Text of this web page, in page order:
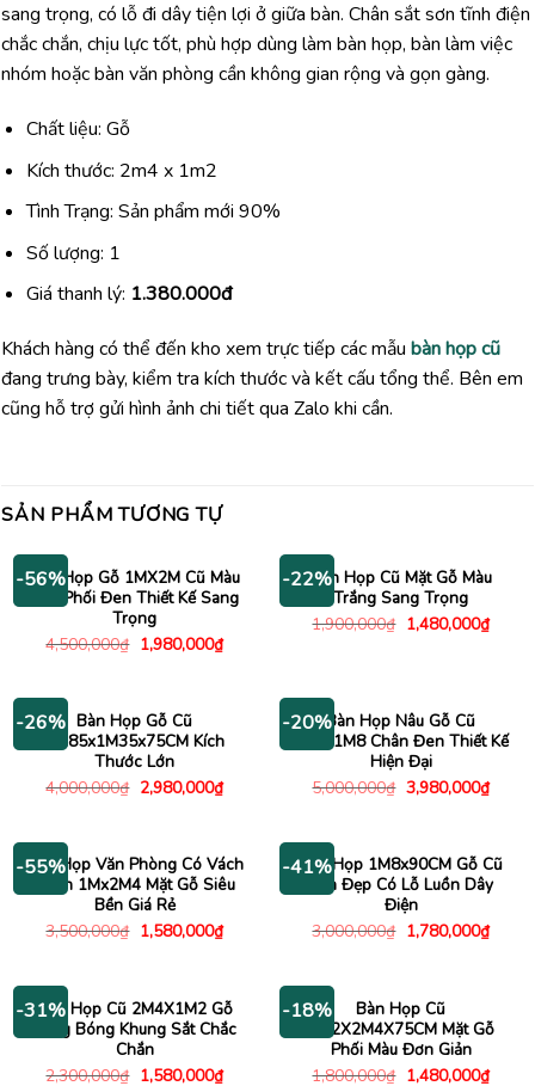
sang trọng, có lỗ đi dây tiện lợi ở giữa bàn. Chân sắt sơn tĩnh điện
chắc chắn, chịu lực tốt, phù hợp dùng làm bàn họp, bàn làm việc
nhóm hoặc bàn văn phòng cần không gian rộng và gọn gàng.
Chất liệu: Gỗ
Kích thước: 2m4 x 1m2
Tình Trạng: Sản phẩm mới 90%
Số lượng: 1
Giá thanh lý: 1.380.000đ
Khách hàng có thể đến kho xem trực tiếp các mẫu bàn họp cũ
đang trưng bày, kiểm tra kích thước và kết cấu tổng thể. Bên em
cũng hỗ trợ gửi hình ảnh chi tiết qua Zalo khi cần.
SẢN PHẨM TƯƠNG TỰ
-56%
Bàn Họp Gỗ 1MX2M Cũ Màu
Nâu Phối Đen Thiết Kế Sang
Trọng
4,500,000₫ Giá
gốc
1,980,000₫Giá
hiện
1,980,000₫.
-22%Bàn Họp Cũ Mặt Gỗ Màu
Trắng Sang Trọng
1,900,000₫ Giá
gốc
1,480,000₫Giá
hiện
-26% Bàn Họp Gỗ Cũ
2M85x1M35x75CM Kích
Thước Lớn
4,000,000₫ Giá
gốc
2,980,000₫Giá
hiện
2,980,000₫.
-20%Bàn Họp Nâu Gỗ Cũ
3M7x1M8 Chân Đen Thiết Kế
Hiện Đại
5,000,000₫ Giá
gốc
3,980,000₫Giá
hiện
-55%
Bàn Họp Văn Phòng Có Vách
Ngăn 1Mx2M4 Mặt Gỗ Siêu
Bền Giá Rẻ
3,500,000₫ Giá
gốc
1,580,000₫Giá
hiện
1,580,000₫.
-41%
Bàn Họp 1M8x90CM Gỗ Cũ
Bền Đẹp Có Lỗ Luồn Dây
Điện
3,000,000₫ Giá
gốc
1,780,000₫Giá
hiện
-31%
Bàn Họp Cũ 2M4X1M2 Gỗ
Sáng Bóng Khung Sắt Chắc
Chắn
2,300,000₫ Giá
1,580,000₫Giá
-18%
Bàn Họp Cũ
1M2X2M4X75CM Mặt Gỗ
Phối Màu Đơn Giản
1,800,000₫ Giá
1,480,000₫Giá